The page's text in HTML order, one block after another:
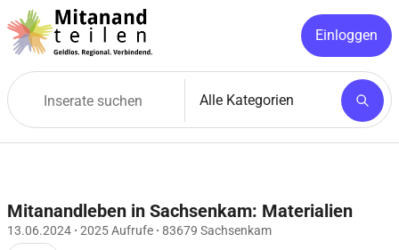
Einloggen
Mitanandleben in Sachsenkam: Materialien
13.06.2024 · 2025 Aufrufe · 83679 Sachsenkam